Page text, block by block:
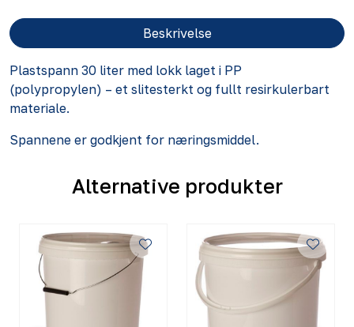
Beskrivelse
Plastspann 30 liter med lokk laget i PP
(polypropylen) – et slitesterkt og fullt resirkulerbart
materiale.
Spannene er godkjent for næringsmiddel.
Alternative produkter